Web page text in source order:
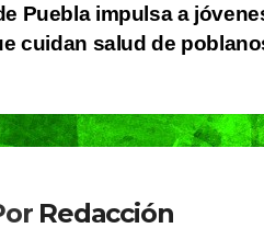
A
p
a
Puebla impulsa a
cuidan salud de
Redacción